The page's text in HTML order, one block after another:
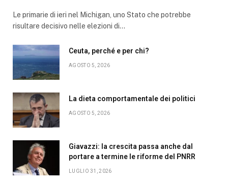
Le primarie di ieri nel Michigan, uno Stato che potrebbe
risultare decisivo nelle elezioni di…
Ceuta, perché e per chi?
AGOSTO 5, 2026
La dieta comportamentale dei politici
AGOSTO 5, 2026
Giavazzi: la crescita passa anche dal
portare a termine le riforme del PNRR
LUGLIO 31, 2026